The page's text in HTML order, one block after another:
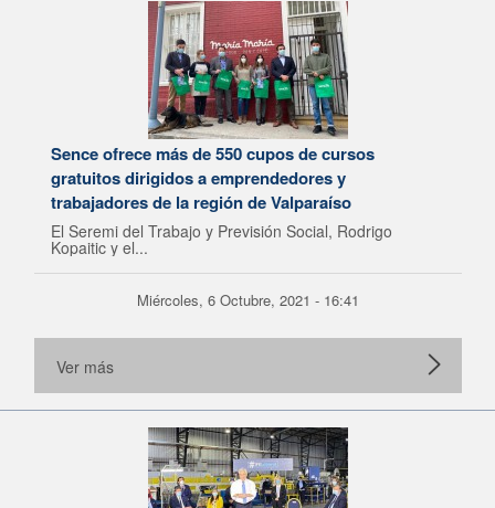
Sence ofrece más de 550 cupos de cursos
gratuitos dirigidos a emprendedores y
trabajadores de la región de Valparaíso
El Seremi del Trabajo y Previsión Social, Rodrigo
Kopaitic y el...
Miércoles, 6 Octubre, 2021 - 16:41
Ver más